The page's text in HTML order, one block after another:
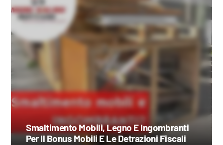
Smaltimento Mobili, Legno E Ingombranti
Per Il Bonus Mobili E Le Detrazioni Fiscali